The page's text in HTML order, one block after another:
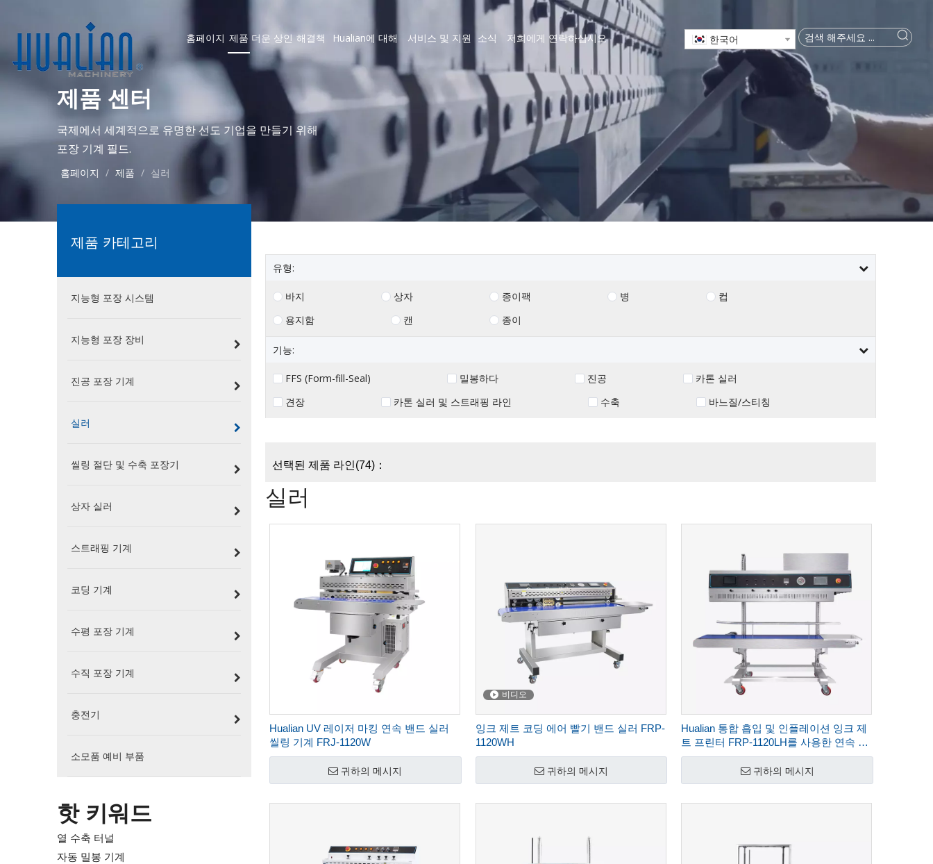
홈페이지 제품 더운 상인 해결책 Hualian에 대해 서비스 및 지원 소식 저희에게 연락하십시오 한국어
제품 센터
국제에서 세계적으로 유명한 선도 기업을 만들기 위해
포장 기계 필드.
홈페이지 / 제품 / 실러
제품 카테고리
지능형 포장 시스템
지능형 포장 장비
진공 포장 기계
실러
씰링 절단 및 수축 포장기
상자 실러
스트래핑 기계
코딩 기계
수평 포장 기계
수직 포장 기계
충전기
소모품 예비 부품
핫 키워드
열 수축 터널
자동 밀봉 기계
유형:
바지 상자 종이팩 병
컵
용지함
캔 종이
기능:
FFS (Form-fill-Seal) 밀봉하다 진공
카톤 실러
견장
카톤 실러 및 스트래핑 라인 수축 바느질/스티칭
선택된 제품 라인(74)：
실러
Hualian UV 레이저 마킹 연속 밴드 실러
씰링 기계 FRJ-1120W
귀하의 메시지
비디오
잉크 제트 코딩 에어 빨기 밴드 실러 FRP-
1120WH
귀하의 메시지
Hualian 통합 흡입 및 인플레이션 잉크 제
트 프린터 FRP-1120LH를 사용한 연속 수
직 밴드 실러
귀하의 메시지